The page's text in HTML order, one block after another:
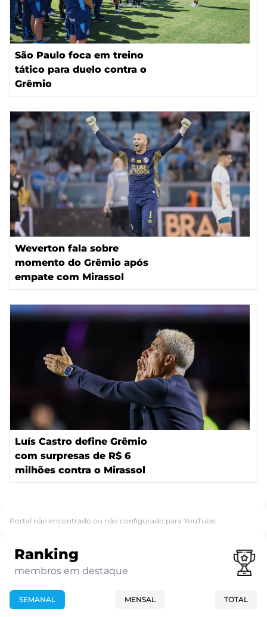
São Paulo foca em treino
tático para duelo contra o
Grêmio
Weverton fala sobre
momento do Grêmio após
empate com Mirassol
Luís Castro define Grêmio
com surpresas de R$ 6
milhões contra o Mirassol
Portal não encontrado ou não configurado para YouTube.
Ranking
membros em destaque
SEMANAL MENSAL TOTAL